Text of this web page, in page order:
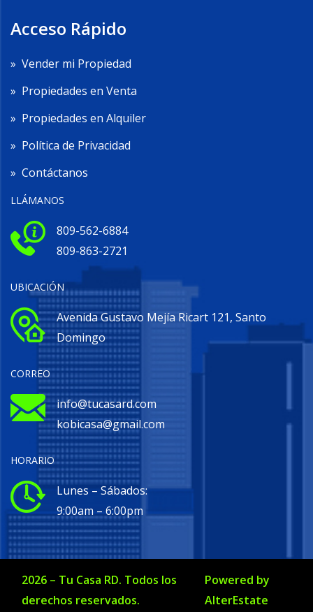
Acceso Rápido
» Vender mi Propiedad
» Propiedades en Venta
» Propiedades en Alquiler
» Política de Privacidad
» Contáctanos
LLÁMANOS
809-562-6884
809-863-2721
UBICACIÓN
Avenida Gustavo Mejía Ricart 121, Santo
Domingo
CORREO
info@tucasard.com
kobicasa@gmail.com
HORARIO
Lunes – Sábados:
9:00am – 6:00pm
2026 – Tu Casa RD. Todos los
derechos reservados.
Powered by
AlterEstate